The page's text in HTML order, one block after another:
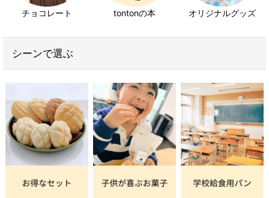
チョコレート tontonの本 オリジナルグッズ
シーンで選ぶ